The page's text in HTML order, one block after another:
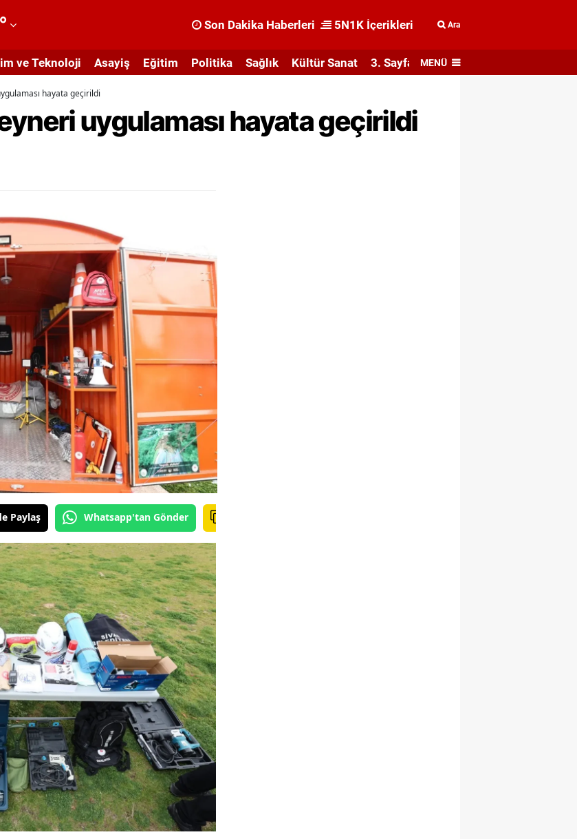
° Son Dakika Haberleri 5N1K İçerikleri Ara
ve Teknoloji Asayiş Eğitim Politika Sağlık Kültür Sanat 3. Sayfa MENÜ
hayata geçirildi
uygulaması hayata geçirildi
Paylaş Whatsapp'tan Gönder